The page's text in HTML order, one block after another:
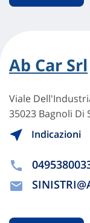
Ab Car Srl
Viale
35023 Bagnoli Di
Indicazioni